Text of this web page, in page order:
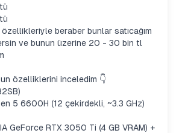
özellikleriyle beraber bunlar satıcağım
ve bunun üzerine 20 - 30 bin tl
özelliklerini inceledim 👇
5 6600H (12 çekirdekli, ~3.3 GHz)
GeForce RTX 3050 Ti (4 GB VRAM) +